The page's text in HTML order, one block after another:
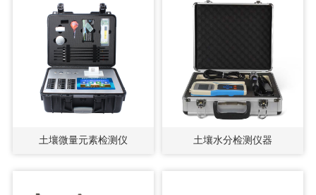
土壤微量元素检测仪 土壤水分检测仪器